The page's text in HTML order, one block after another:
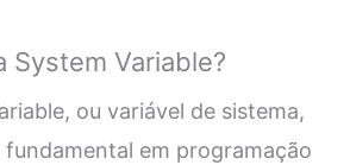
System Variable?
ou variável de sistema,
fundamental em programação